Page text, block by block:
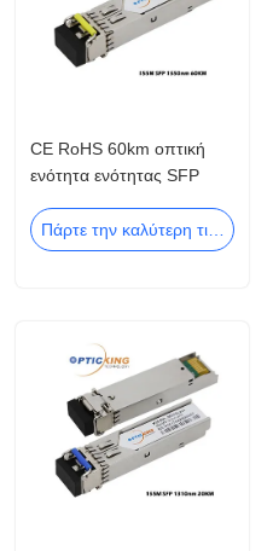
CE RoHS 60km οπτική
ενότητα ενότητας SFP
SFP
Πάρτε την καλύτερη τιμή